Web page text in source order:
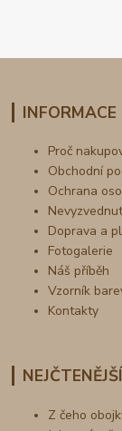
Proč
Obchodní
Ochrana
Doprava a
Fotogalerie
Náš příběh
Vzorník
Kontakty
Z čeho